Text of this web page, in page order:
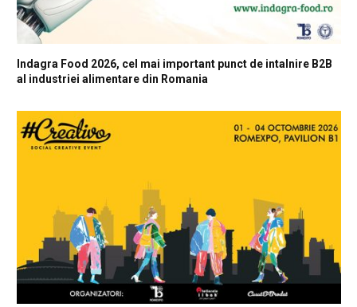
Indagra Food 2026, cel mai important punct de intalnire B2B
al industriei alimentare din Romania